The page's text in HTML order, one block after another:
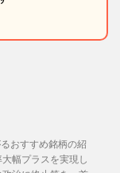
おすすめ銘柄の紹
幅プラスを実現し